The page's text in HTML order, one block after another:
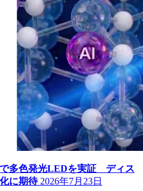
多色発光LEDを実証 ディス
に期待 2026年7月23日